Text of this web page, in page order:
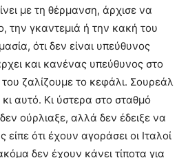
με τη θέρμανση, άρχισε να
την γκαντεμιά ή την κακή του
ότι δεν είναι υπεύθυνος
και κανένας υπεύθυνος στο
ζαλίζουμε το κεφάλι. Σουρεάλ
αυτό. Κι ύστερα στο σταθμό
ούρλιαξε, αλλά δεν έδειξε να
είπε ότι έχουν αγοράσει οι Ιταλοί
δεν έχουν κάνει τίποτα για